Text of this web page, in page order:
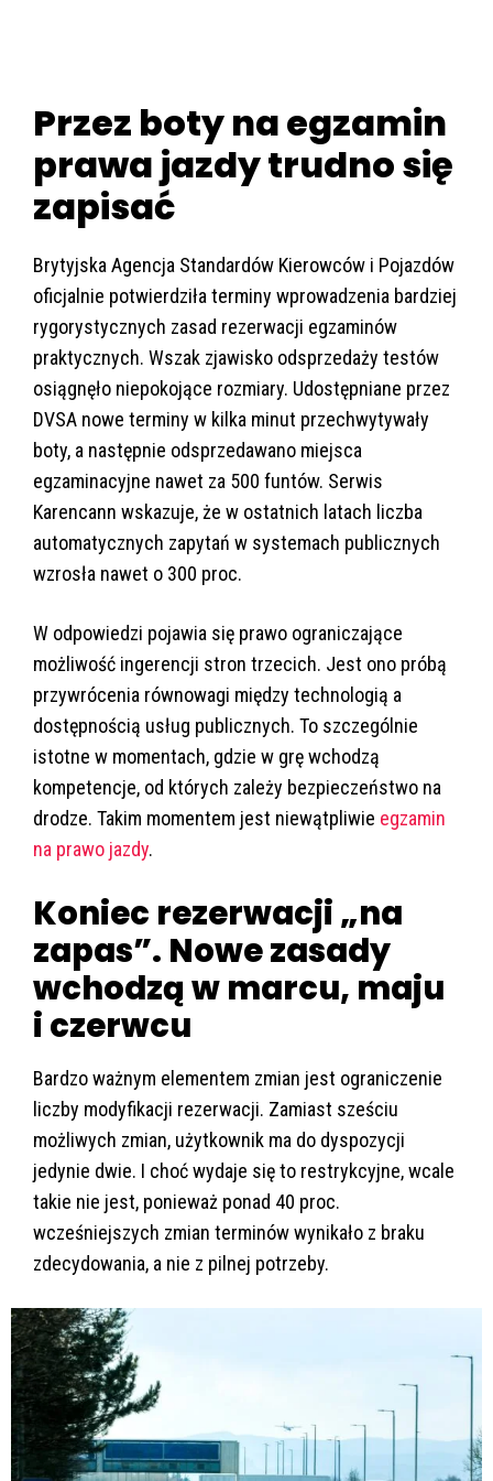
Przez boty na egzamin
prawa jazdy trudno się
zapisać
Brytyjska Agencja Standardów Kierowców i Pojazdów
oficjalnie potwierdziła terminy wprowadzenia bardziej
rygorystycznych zasad rezerwacji egzaminów
praktycznych. Wszak zjawisko odsprzedaży testów
osiągnęło niepokojące rozmiary. Udostępniane przez
DVSA nowe terminy w kilka minut przechwytywały
boty, a następnie odsprzedawano miejsca
egzaminacyjne nawet za 500 funtów. Serwis
Karencann wskazuje, że w ostatnich latach liczba
automatycznych zapytań w systemach publicznych
wzrosła nawet o 300 proc.
W odpowiedzi pojawia się prawo ograniczające
możliwość ingerencji stron trzecich. Jest ono próbą
przywrócenia równowagi między technologią a
dostępnością usług publicznych. To szczególnie
istotne w momentach, gdzie w grę wchodzą
kompetencje, od których zależy bezpieczeństwo na
drodze. Takim momentem jest niewątpliwie egzamin
na prawo jazdy.
Koniec rezerwacji „na
zapas”. Nowe zasady
wchodzą w marcu, maju
i czerwcu
Bardzo ważnym elementem zmian jest ograniczenie
liczby modyfikacji rezerwacji. Zamiast sześciu
możliwych zmian, użytkownik ma do dyspozycji
jedynie dwie. I choć wydaje się to restrykcyjne, wcale
takie nie jest, ponieważ ponad 40 proc.
wcześniejszych zmian terminów wynikało z braku
zdecydowania, a nie z pilnej potrzeby.